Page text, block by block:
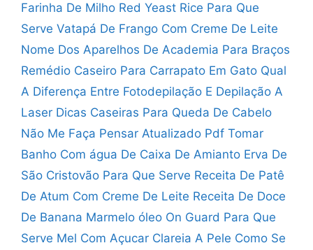
Farinha De Milho Red Yeast Rice Para Que
Serve Vatapá De Frango Com Creme De Leite
Nome Dos Aparelhos De Academia Para Braços
Remédio Caseiro Para Carrapato Em Gato Qual
A Diferença Entre Fotodepilação E Depilação A
Laser Dicas Caseiras Para Queda De Cabelo
Não Me Faça Pensar Atualizado Pdf Tomar
Banho Com água De Caixa De Amianto Erva De
São Cristovão Para Que Serve Receita De Patê
De Atum Com Creme De Leite Receita De Doce
De Banana Marmelo óleo On Guard Para Que
Serve Mel Com Açucar Clareia A Pele Como Se